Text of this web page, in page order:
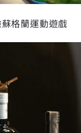
格蘭運動遊戲